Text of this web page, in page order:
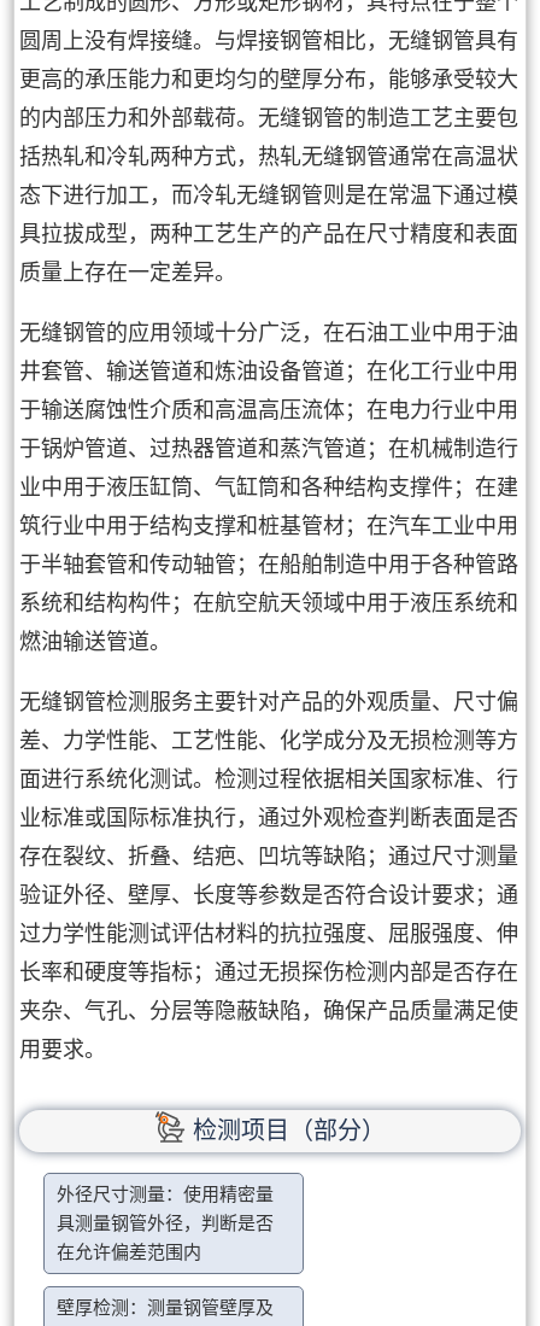
圆周上没有焊接缝。与焊接钢管相比，无缝钢管具有
更高的承压能力和更均匀的壁厚分布，能够承受较大
的内部压力和外部载荷。无缝钢管的制造工艺主要包
括热轧和冷轧两种方式，热轧无缝钢管通常在高温状
态下进行加工，而冷轧无缝钢管则是在常温下通过模
具拉拔成型，两种工艺生产的产品在尺寸精度和表面
质量上存在一定差异。
无缝钢管的应用领域十分广泛，在石油工业中用于油
井套管、输送管道和炼油设备管道；在化工行业中用
于输送腐蚀性介质和高温高压流体；在电力行业中用
于锅炉管道、过热器管道和蒸汽管道；在机械制造行
业中用于液压缸筒、气缸筒和各种结构支撑件；在建
筑行业中用于结构支撑和桩基管材；在汽车工业中用
于半轴套管和传动轴管；在船舶制造中用于各种管路
系统和结构构件；在航空航天领域中用于液压系统和
燃油输送管道。
无缝钢管检测服务主要针对产品的外观质量、尺寸偏
差、力学性能、工艺性能、化学成分及无损检测等方
面进行系统化测试。检测过程依据相关国家标准、行
业标准或国际标准执行，通过外观检查判断表面是否
存在裂纹、折叠、结疤、凹坑等缺陷；通过尺寸测量
验证外径、壁厚、长度等参数是否符合设计要求；通
过力学性能测试评估材料的抗拉强度、屈服强度、伸
长率和硬度等指标；通过无损探伤检测内部是否存在
夹杂、气孔、分层等隐蔽缺陷，确保产品质量满足使
用要求。
检测项目（部分）
外径尺寸测量：使用精密量
具测量钢管外径，判断是否
在允许偏差范围内
壁厚检测：测量钢管壁厚及